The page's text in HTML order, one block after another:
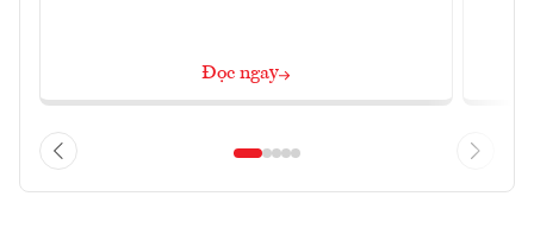
Đọc ngay